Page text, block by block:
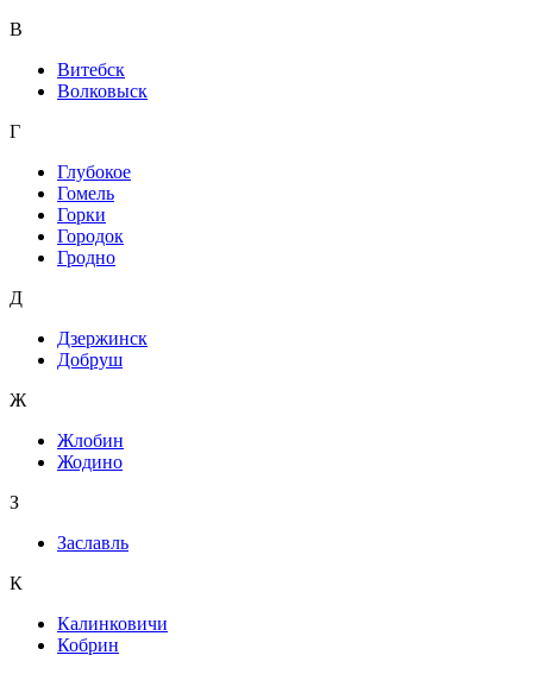
В
Витебск
Волковыск
Г
Глубокое
Гомель
Горки
Городок
Гродно
Д
Дзержинск
Добруш
Ж
Жлобин
Жодино
З
Заславль
К
Калинковичи
Кобрин